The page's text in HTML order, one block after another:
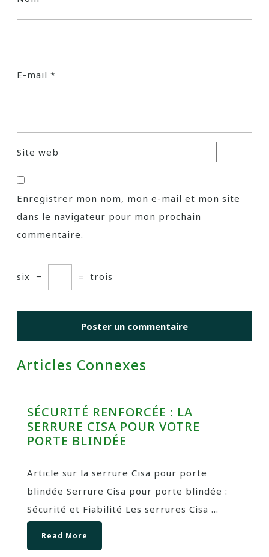
E-mail *
Site web
Enregistrer mon nom, mon e-mail et mon site
dans le navigateur pour mon prochain
commentaire.
six − = trois
Articles Connexes
SÉCURITÉ RENFORCÉE : LA
SERRURE CISA POUR VOTRE
PORTE BLINDÉE
Article sur la serrure Cisa pour porte
blindée Serrure Cisa pour porte blindée :
Sécurité et Fiabilité Les serrures Cisa ...
Read More